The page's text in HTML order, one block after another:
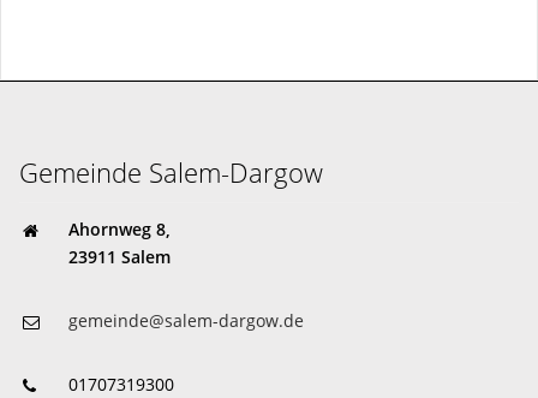
Gemeinde Salem-Dargow
Ahornweg 8,
23911 Salem
gemeinde@salem-dargow.de
01707319300